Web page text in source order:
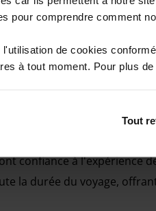
pour comprendre comment
de cookies
à tout moment. Pour plus
Tout
confiance à l'expérience
la durée du voyage,